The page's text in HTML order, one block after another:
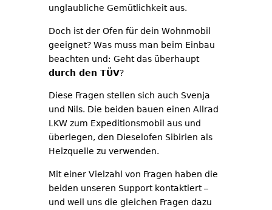
unglaubliche Gemütlichkeit aus.
Doch ist der Ofen für dein Wohnmobil
geeignet? Was muss man beim Einbau
beachten und: Geht das überhaupt
durch den TÜV?
Diese Fragen stellen sich auch Svenja
und Nils. Die beiden bauen einen Allrad
LKW zum Expeditionsmobil aus und
überlegen, den Dieselofen Sibirien als
Heizquelle zu verwenden.
Mit einer Vielzahl von Fragen haben die
beiden unseren Support kontaktiert –
und weil uns die gleichen Fragen dazu